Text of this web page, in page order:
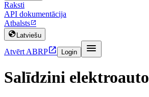
Raksti
API dokumentācija
Atbalsts
 Latviešu
Atvērt ABRP Login 
Salīdzini elektroauto